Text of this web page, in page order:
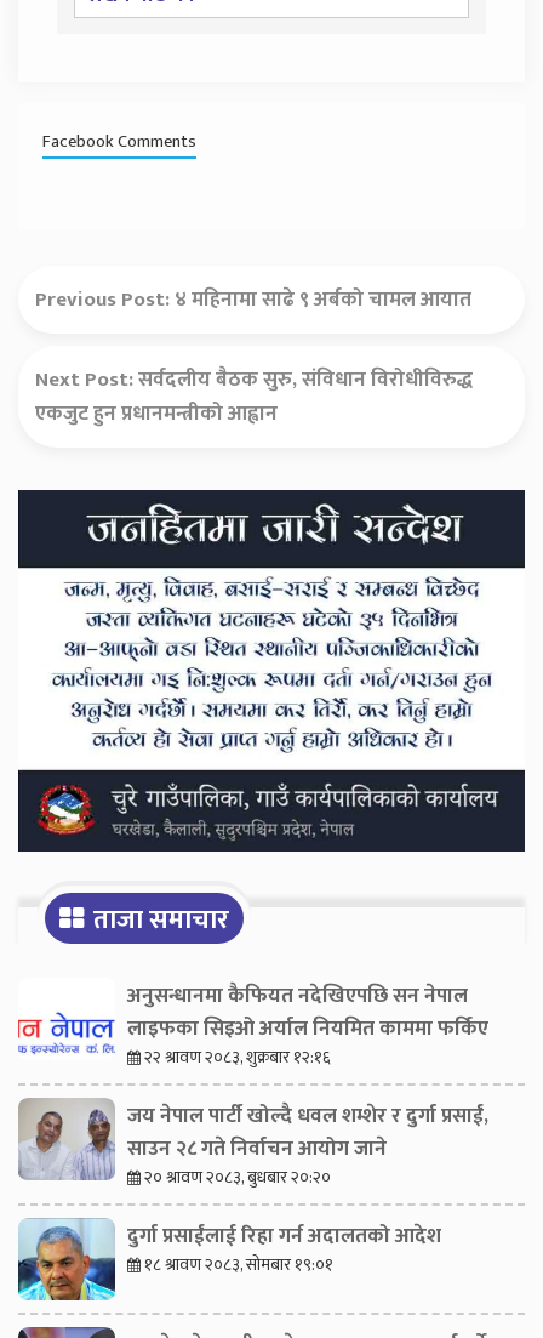
Facebook Comments
Previous Post:४ महिनामा साढे ९ अर्बको चामल आयात
Next Post:सर्वदलीय बैठक सुरु, संविधान विरोधीविरुद्ध
एकजुट हुन प्रधानमन्त्रीको आह्वान
Secondary
Sidebar
ताजा समाचार
अनुसन्धानमा कैफियत नदेखिएपछि सन नेपाल
लाइफका सिइओ अर्याल नियमित काममा फर्किए
२२ श्रावण २०८३, शुक्रबार १२:१६
जय नेपाल पार्टी खोल्दै धवल शम्शेर र दुर्गा प्रसाईं,
साउन २८ गते निर्वाचन आयोग जाने
२० श्रावण २०८३, बुधबार २०:२०
दुर्गा प्रसाईंलाई रिहा गर्न अदालतको आदेश
१८ श्रावण २०८३, सोमबार १९:०१